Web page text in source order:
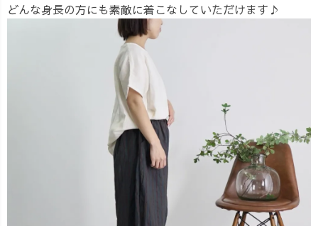
どんな身長の方にも素敵に着こなしていただけます♪